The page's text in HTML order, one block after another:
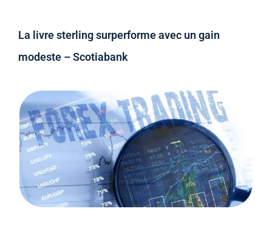
La livre sterling surperforme avec un gain
modeste – Scotiabank